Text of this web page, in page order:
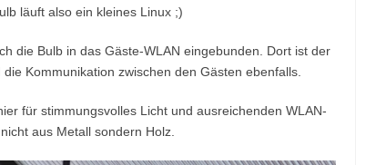
läuft also ein kleines Linux ;)
die Bulb in das Gäste-WLAN eingebunden. Dort ist der
Kommunikation zwischen den Gästen ebenfalls.
für stimmungsvolles Licht und ausreichenden WLAN-
aus Metall sondern Holz.